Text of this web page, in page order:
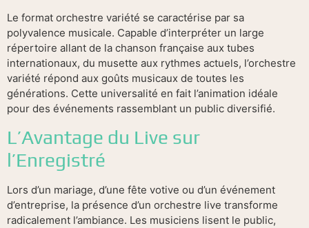
Le format orchestre variété se caractérise par sa
polyvalence musicale. Capable d’interpréter un large
répertoire allant de la chanson française aux tubes
internationaux, du musette aux rythmes actuels, l’orchestre
variété répond aux goûts musicaux de toutes les
générations. Cette universalité en fait l’animation idéale
pour des événements rassemblant un public diversifié.
L’Avantage du Live sur
l’Enregistré
Lors d’un mariage, d’une fête votive ou d’un événement
d’entreprise, la présence d’un orchestre live transforme
radicalement l’ambiance. Les musiciens lisent le public,